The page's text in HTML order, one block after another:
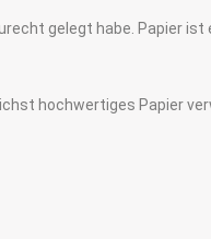
gelegt habe. Papier
hochwertiges Papier